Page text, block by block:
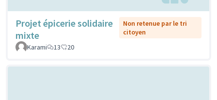
Projet épicerie solidaire
mixte
Non retenue par le tri
citoyen
Karami
13 20